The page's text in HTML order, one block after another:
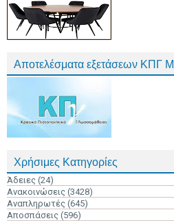
Αποτελέσματα εξετάσεων ΚΠΓ
Χρήσιμες Κατηγορίες
Άδειες (24)
Ανακοινώσεις (3428)
Αναπληρωτές (645)
Αποσπάσεις (596)